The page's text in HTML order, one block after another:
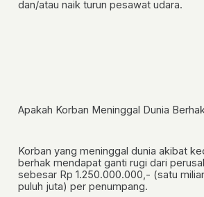
dan/atau naik turun pesawat udara.
Apakah Korban Meninggal Dunia
Korban yang meninggal dunia akibat
berhak mendapat ganti rugi dari
sebesar Rp 1.250.000.000,- (satu
puluh juta) per penumpang.